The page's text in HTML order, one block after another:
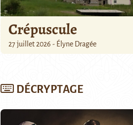
Crépuscule
27 juillet 2026 - Élyne Dragée
DÉCRYPTAGE